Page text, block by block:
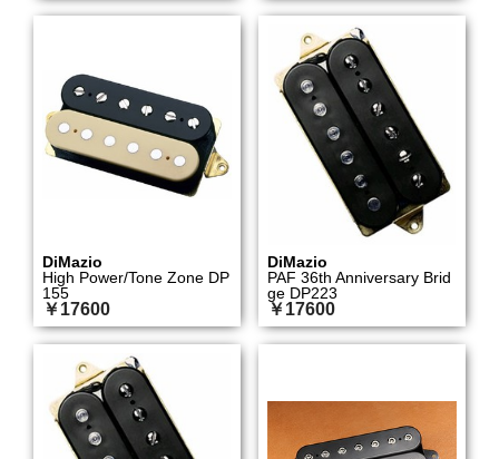
DiMazio
High Power/Tone Zone DP
155
￥17600
DiMazio
PAF 36th Anniversary Brid
ge DP223
￥17600